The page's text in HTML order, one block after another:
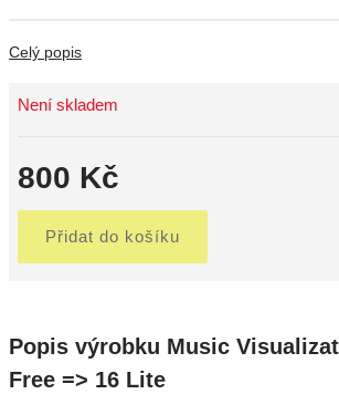
Celý popis
Není skladem
800 Kč
Přidat do košíku
Popis výrobku Music
Free => 16 Lite